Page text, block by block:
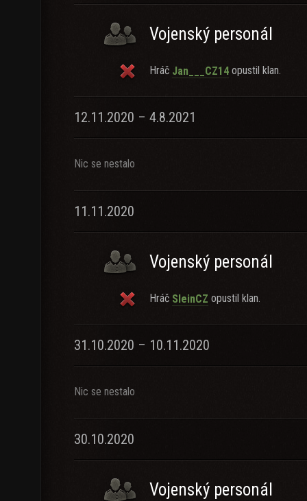
Vojenský personál
Hráč Jan___CZ14 opustil klan.
12.11.2020 – 4.8.2021
Nic se nestalo
11.11.2020
Vojenský personál
Hráč SleinCZ opustil klan.
31.10.2020 – 10.11.2020
Nic se nestalo
30.10.2020
Vojenský personál